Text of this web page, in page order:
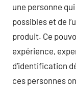
une personne
possibles et de
produit. Ce
expérience,
d’identification
ces personnes